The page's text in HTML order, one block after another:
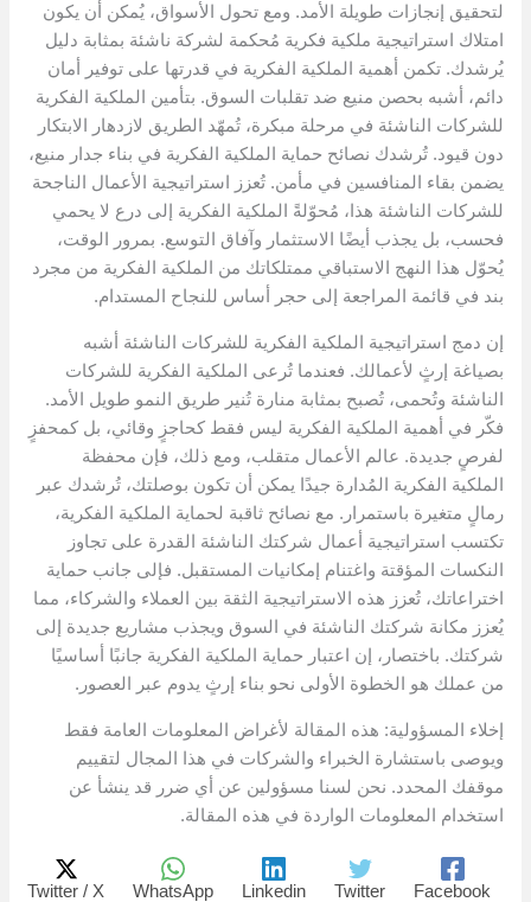
لتحقيق إنجازات طويلة الأمد. ومع تحول الأسواق، يُمكن أن يكون
امتلاك استراتيجية ملكية فكرية مُحكمة لشركة ناشئة بمثابة دليل
يُرشدك. تكمن أهمية الملكية الفكرية في قدرتها على توفير أمان
دائم، أشبه بحصن منيع ضد تقلبات السوق. بتأمين الملكية الفكرية
للشركات الناشئة في مرحلة مبكرة، تُمهّد الطريق لازدهار الابتكار
دون قيود. تُرشدك نصائح حماية الملكية الفكرية في بناء جدار منيع،
يضمن بقاء المنافسين في مأمن. تُعزز استراتيجية الأعمال الناجحة
للشركات الناشئة هذا، مُحوّلةً الملكية الفكرية إلى درع لا يحمي
فحسب، بل يجذب أيضًا الاستثمار وآفاق التوسع. بمرور الوقت،
يُحوّل هذا النهج الاستباقي ممتلكاتك من الملكية الفكرية من مجرد
بند في قائمة المراجعة إلى حجر أساس للنجاح المستدام.
إن دمج استراتيجية الملكية الفكرية للشركات الناشئة أشبه
بصياغة إرثٍ لأعمالك. فعندما تُرعى الملكية الفكرية للشركات
الناشئة وتُحمى، تُصبح بمثابة منارة تُنير طريق النمو طويل الأمد.
فكّر في أهمية الملكية الفكرية ليس فقط كحاجزٍ وقائي، بل كمحفزٍ
لفرصٍ جديدة. عالم الأعمال متقلب، ومع ذلك، فإن محفظة
الملكية الفكرية المُدارة جيدًا يمكن أن تكون بوصلتك، تُرشدك عبر
رمالٍ متغيرة باستمرار. مع نصائح ثاقبة لحماية الملكية الفكرية،
تكتسب استراتيجية أعمال شركتك الناشئة القدرة على تجاوز
النكسات المؤقتة واغتنام إمكانيات المستقبل. فإلى جانب حماية
اختراعاتك، تُعزز هذه الاستراتيجية الثقة بين العملاء والشركاء، مما
يُعزز مكانة شركتك الناشئة في السوق ويجذب مشاريع جديدة إلى
شركتك. باختصار، إن اعتبار حماية الملكية الفكرية جانبًا أساسيًا
من عملك هو الخطوة الأولى نحو بناء إرثٍ يدوم عبر العصور.
إخلاء المسؤولية: هذه المقالة لأغراض المعلومات العامة فقط
ويوصى باستشارة الخبراء والشركات في هذا المجال لتقييم
موقفك المحدد. نحن لسنا مسؤولين عن أي ضرر قد ينشأ عن
استخدام المعلومات الواردة في هذه المقالة.
Facebook
Twitter
Linkedin
WhatsApp
Twitter / X